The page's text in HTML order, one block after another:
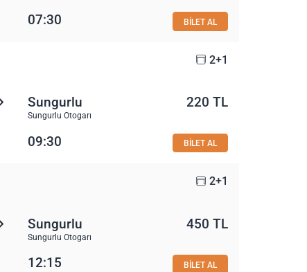
07:30 BİLET AL
2+1
Sungurlu
Sungurlu Otogarı
220 TL
09:30 BİLET AL
2+1
Sungurlu
Sungurlu Otogarı
450 TL
12:15 BİLET AL